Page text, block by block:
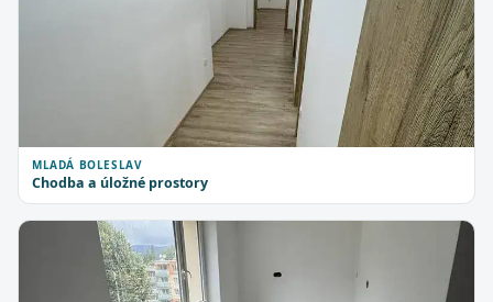
MLADÁ BOLESLAV
Chodba a úložné prostory